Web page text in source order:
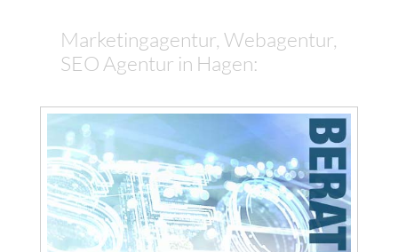
Marketingagentur, Webagentur,
SEO Agentur in Hagen: